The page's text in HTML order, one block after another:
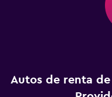
Autos de renta